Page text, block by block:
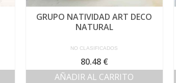
GRUPO NATIVIDAD ART DECO
NATURAL
NO CLASIFICADOS
80.48 €
AÑADIR AL CARRITO